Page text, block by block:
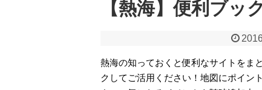
【熱海】便利ブッ
熱海の知っておくと便利なサイトをま
クしてご活用ください！地図にポイン